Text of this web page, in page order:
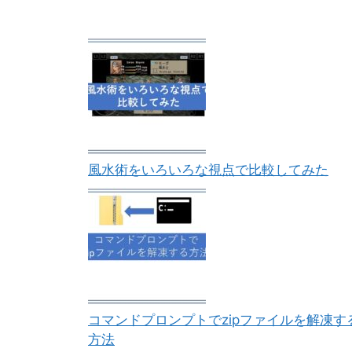
風水術をいろいろな視点で比較してみた
コマンドプロンプトでzipファイルを解凍す
方法